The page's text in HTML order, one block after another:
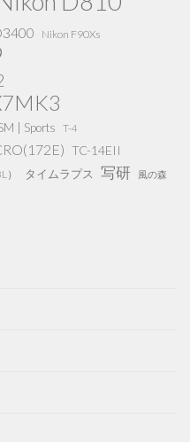
Nikon F90Xs
| Sports T-4
TC-14EII
タイムラプス 写研 風の森